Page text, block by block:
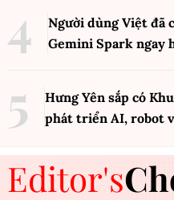
Người dùng Việt đã
Gemini Spark ngay
Hưng Yên sắp có
phát triển AI, robot
Editor's